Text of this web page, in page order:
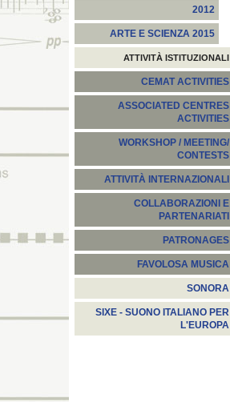
2012
ARTE E SCIENZA 2015
ATTIVITÀ ISTITUZIONALI
CEMAT ACTIVITIES
ASSOCIATED CENTRES
ACTIVITIES
WORKSHOP / MEETING/
CONTESTS
ATTIVITÀ INTERNAZIONALI
COLLABORAZIONI E
PARTENARIATI
PATRONAGES
FAVOLOSA MUSICA
SONORA
SIXE - SUONO ITALIANO PER
L'EUROPA